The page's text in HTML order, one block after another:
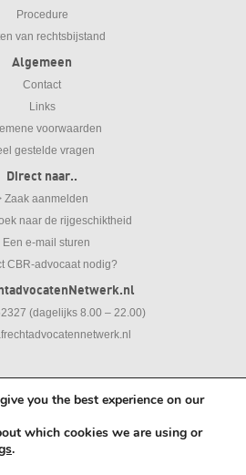
Procedure
van rechtsbijstand
Algemeen
Contact
Links
voorwaarden
gestelde vragen
Direct naar..
Zaak aanmelden
naar de rijgeschiktheid
Een e-mail sturen
CBR-advocaat nodig?
(dagelijks 8.00 – 22.00)
|Disclaimer|Privacy Statement
vrijblijvend uw zaak aan.
you the best experience on our
which cookies we are using or
.